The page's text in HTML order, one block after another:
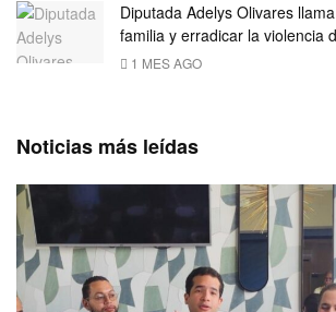
Diputada Adelys Olivares
familia y erradicar la violencia
1 MES AGO
Noticias más leídas